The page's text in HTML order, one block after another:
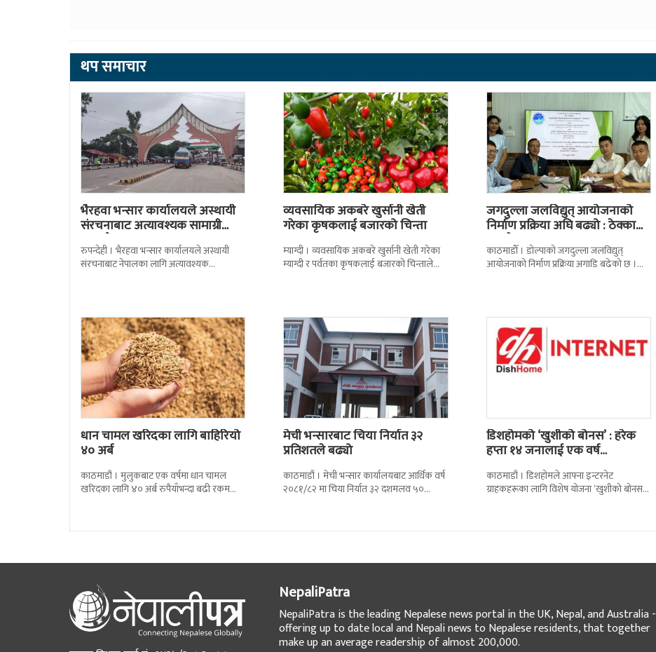
थप समाचार
भैरहवा भन्सार कार्यालयले अस्थायी
संरचनाबाट अत्यावश्यक सामाग्री
ल्याउदै
रुपन्देही । भैरहवा भन्सार कार्यालयले अस्थायी
संरचनाबाट नेपालका लागि अत्यावश्यक
व्यवसायिक अकबरे खुर्सानी खेती
गरेका कृषकलाई बजारको चिन्ता
म्याग्दी । व्यवसायिक अकबरे खुर्सानी खेती गरेका
म्याग्दी र पर्वतका कृषकलाई बजारको चिन्ताले
जगदुल्ला जलविद्युत् आयोजनाको
निर्माण प्रक्रिया अघि बढ्यो : ठेक्का
सम्झौतामा…
काठमाडाैँ । डोल्पाको जगदुल्ला जलविद्युत्
आयोजनाको निर्माण प्रक्रिया अगाडि बढेको छ ।
धान चामल खरिदका लागि बाहिरियो
४० अर्ब
काठमाडौं । मुलुकबाट एक वर्षमा धान चामल
खरिदका लागि ४० अर्ब रुपैयाँभन्दा बढी रकम
मेची भन्सारबाट चिया निर्यात ३२
प्रतिशतले बढ्यो
काठमाडौं । मेची भन्सार कार्यालयबाट आर्थिक वर्ष
२०८१/८२ मा चिया निर्यात ३२ दशमलव ५०
डिशहोमको ‘खुशीको बोनस’ : हरेक
हप्ता १४ जनालाई एक वर्ष…
काठमाडौं । डिशहोमले आफ्ना इन्टरनेट
ग्राहकहरूका लागि विशेष योजना ‘खुशीको बोनस
NepaliPatra
NepaliPatra is the leading Nepalese news portal in the UK, Nepal, and Australia -
offering up to date local and Nepali news to Nepalese residents, that together
make up an average readership of almost 200,000.